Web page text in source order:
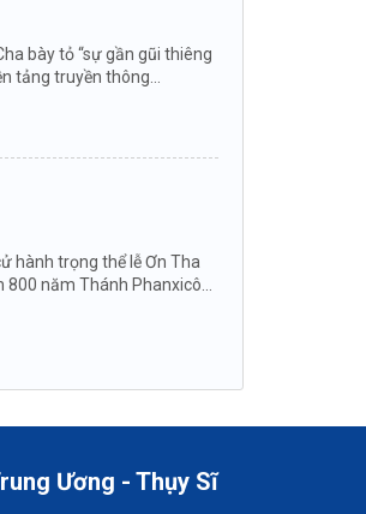
bày tỏ “sự gần gũi thiêng
tảng truyền thông...
hành trọng thể lễ Ơn Tha
năm Thánh Phanxicô...
Ương - Thụy Sĩ